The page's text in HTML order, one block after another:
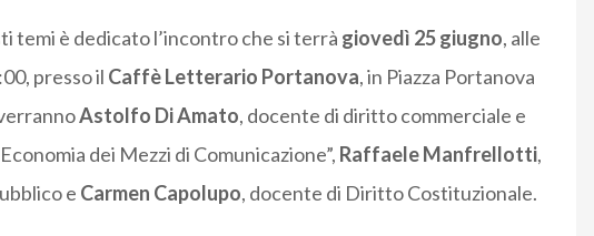
temi è dedicato l’incontro che si terrà giovedì 25 giugno, alle
presso il Caffè Letterario Portanova, in Piazza Portanova
Astolfo Di Amato, docente di diritto commerciale e
dei Mezzi di Comunicazione”, Raffaele Manfrellotti,
e Carmen Capolupo, docente di Diritto Costituzionale.